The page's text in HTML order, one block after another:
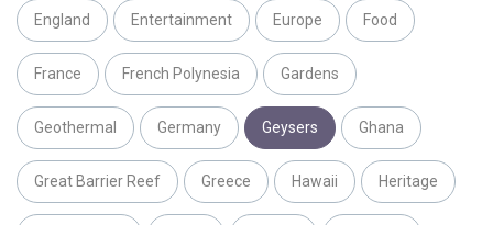
England Entertainment Europe Food
France French Polynesia Gardens
Geothermal Germany Geysers Ghana
Great Barrier Reef Greece Hawaii Heritage